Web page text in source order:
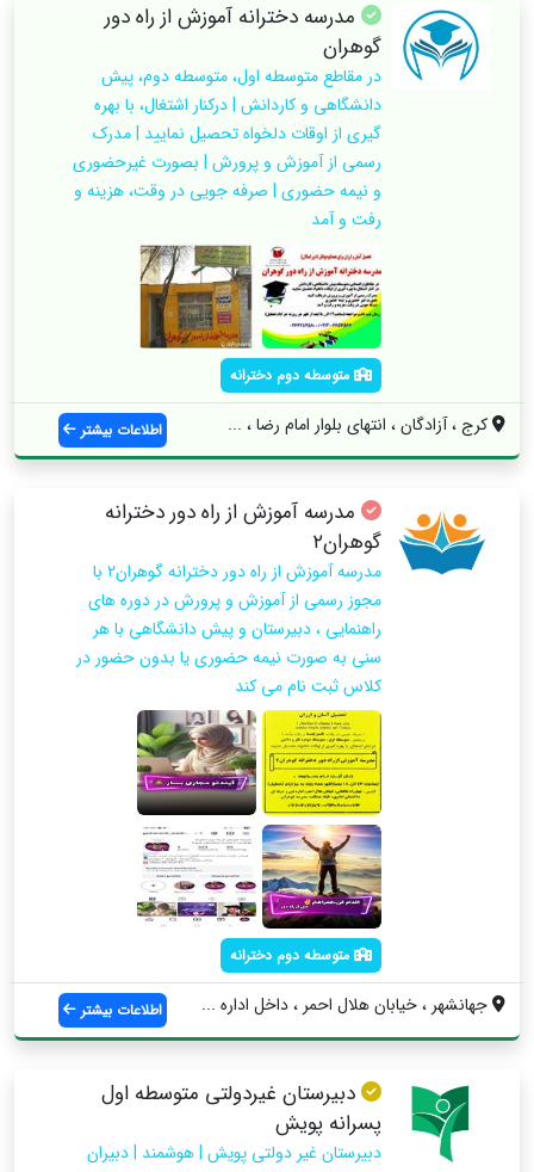
مدرسه دخترانه آموزش از راه دور
گوهران
در مقاطع متوسطه اول، متوسطه دوم، پیش
دانشگاهی و کاردانش | درکنار اشتغال، با بهره
گیری از اوقات دلخواه تحصیل نمایید | مدرک
رسمی از آموزش و پرورش | بصورت غیرحضوری
و نیمه حضوری | صرفه جویی در وقت، هزینه و
رفت و آمد
متوسطه دوم دخترانه
کرج ، آزادگان ، انتهای بلوار امام رضا ، ... اطلاعات بیشتر
مدرسه آموزش از راه دور دخترانه
گوهران۲
مدرسه آموزش از راه دور دخترانه گوهران۲ با
مجوز رسمی از آموزش و پرورش در دوره های
راهنمایی ، دبیرستان و پیش دانشگاهی با هر
سنی به صورت نیمه حضوری یا بدون حضور در
کلاس ثبت نام می کند
متوسطه دوم دخترانه
جهانشهر ، خیابان هلال احمر ، داخل اداره ... اطلاعات بیشتر
دبیرستان غیردولتی متوسطه اول
پسرانه پویش
دبیرستان غیر دولتی پویش | هوشمند | دبیران